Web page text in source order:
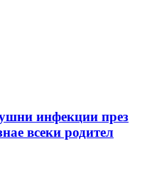
инфекции през
всеки родител